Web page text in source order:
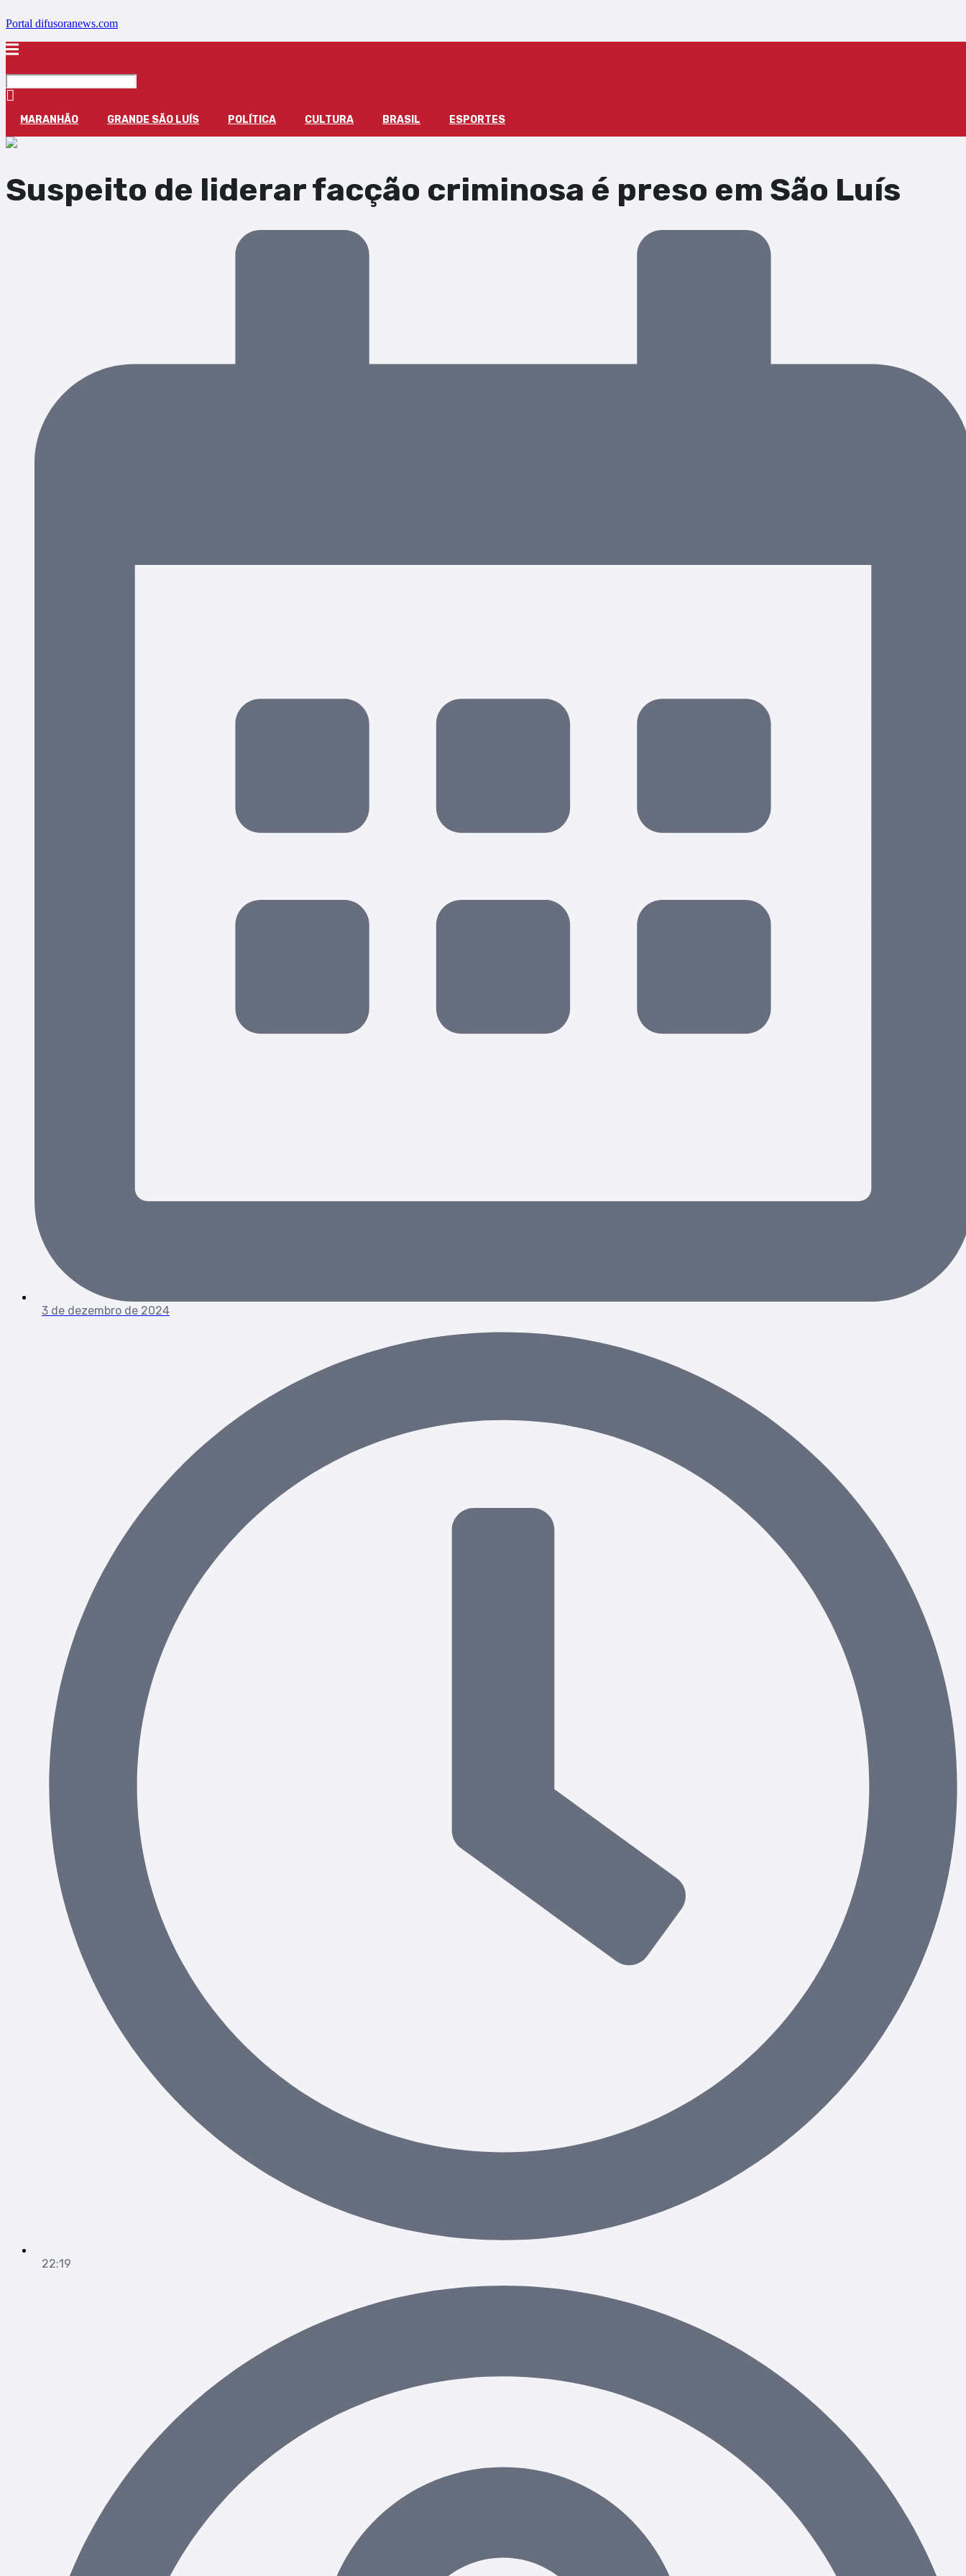
Portal difusoranews.com
MARANHÃO GRANDE SÃO LUÍS POLÍTICA CULTURA BRASIL ESPORTES
Suspeito de liderar facção criminosa é preso em São Luís
3 de dezembro de 2024
22:19